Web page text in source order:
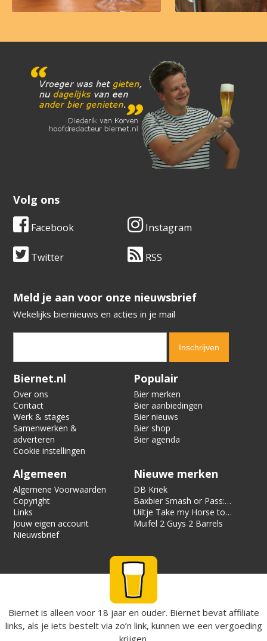
Volg ons
Facebook Instagram
Twitter RSS
​​​​​​​Meld je aan voor onze nieuwsbrief
Wekelijks biernieuws en acties in je mail
Verification code:
Biernet.nl
Over ons
Contact
Werk & stages
Samenwerken &
adverteren
Cookie instellingen
Populair
Bier merken
Bier aanbiedingen
Bier nieuws
Bier shop
Bier agenda
Algemeen
Algemene Voorwaarden
Copyright
Links
Jouw eigen account
Nieuwsbrief
Nieuwe merken
DB Kriek
Baxbier Smash or Pass:
Strata
Uiltje Take my Horse to
the Hotel Room
Muifel 2 Guys 2 Barrels
Biernet is alleen voor 18 jaar en ouder. Biernet bevat affiliate
links, als je iets bestelt via zo’n link, kunnen we een vergoeding
krijgen.